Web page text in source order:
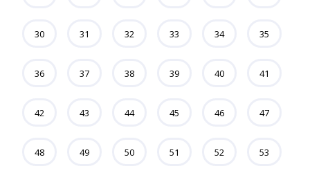
30 31 32 33 34 35
36 37 38 39 40 41
42 43 44 45 46 47
48 49 50 51 52 53